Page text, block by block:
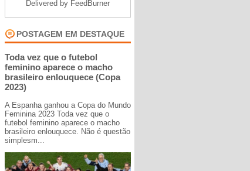
Delivered by FeedBurner
POSTAGEM EM DESTAQUE
Toda vez que o futebol
feminino aparece o macho
brasileiro enlouquece (Copa
2023)
A Espanha ganhou a Copa do Mundo
Feminina 2023 Toda vez que o
futebol feminino aparece o macho
brasileiro enlouquece. Não é questão
simplesm...